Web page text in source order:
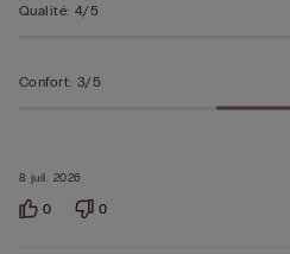
8 juil. 2026
Qualité: 4/5
Confort: 3/5
0 0